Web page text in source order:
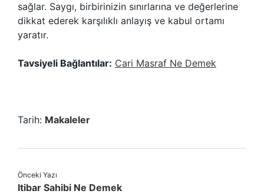
sağlar. Saygı, birbirinizin sınırlarına ve değerlerine
dikkat ederek karşılıklı anlayış ve kabul ortamı
yaratır.
Tavsiyeli Bağlantılar: Cari Masraf Ne Demek
Tarih: Makaleler
Önceki Yazı
Itibar Sahibi Ne Demek